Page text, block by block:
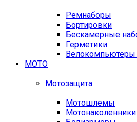
Ремнаборы
Бортировки
Бескамерные
Герметики
Велокомпьютеры
МОТО
Мотозащита
Мотошлемы
Мотонаколенники